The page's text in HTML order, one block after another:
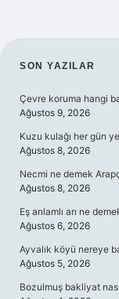
SON YAZILAR
Çevre koruma hangi
Ağustos 9, 2026
Kuzu kulağı her gün
Ağustos 8, 2026
Necmi ne demek
Ağustos 8, 2026
Eş anlamlı arı ne
Ağustos 6, 2026
Ayvalık köyü nereye
Ağustos 5, 2026
Bozulmuş bakliyat